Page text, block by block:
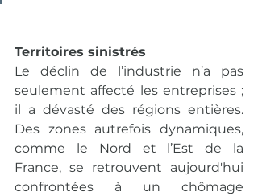
Territoires sinistrés
Le déclin de l’industrie n’a pas
seulement affecté les entreprises ;
il a dévasté des régions entières.
Des zones autrefois dynamiques,
comme le Nord et l’Est de la
France, se retrouvent aujourd'hui
confrontées à un chômage